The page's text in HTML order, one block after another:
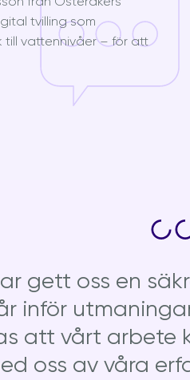
tvilling som
vattennivåer – för att
gett oss en
inför
att vårt
oss av våra